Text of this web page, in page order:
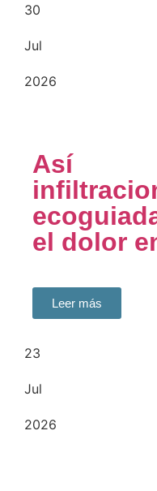
30
Jul
2026
Así
el dolor
Leer más
23
Jul
2026